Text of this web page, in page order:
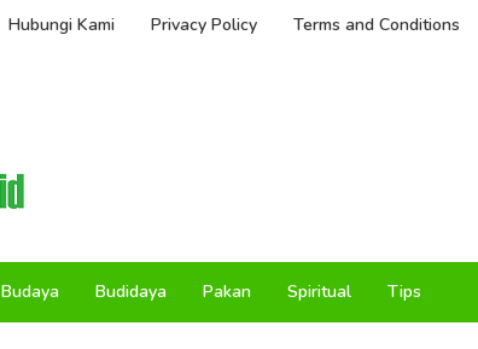
Hubungi Kami Privacy Policy Terms and Conditions
Budaya Budidaya Pakan Spiritual Tips